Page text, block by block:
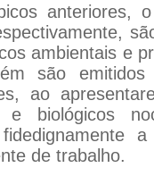
anteriores,
ambientais e
são emitidos
ao
e biológicos
de trabalho.